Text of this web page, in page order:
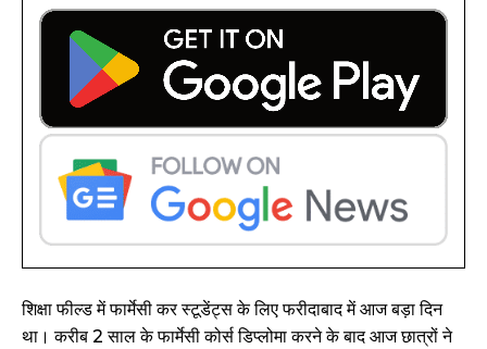
शिक्षा फील्ड में फार्मेसी कर स्टूडेंट्स के लिए फरीदाबाद में आज बड़ा दिन
था। करीब 2 साल के फार्मेसी कोर्स डिप्लोमा करने के बाद आज छात्रों ने